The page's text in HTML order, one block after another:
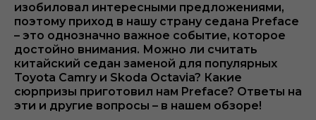
изобиловал интересными предложениями,
поэтому приход в нашу страну седана Preface
– это однозначно важное событие, которое
достойно внимания. Можно ли считать
китайский седан заменой для популярных
Toyota Camry и Skoda Octavia? Какие
сюрпризы приготовил нам Preface? Ответы на
эти и другие вопросы – в нашем обзоре!